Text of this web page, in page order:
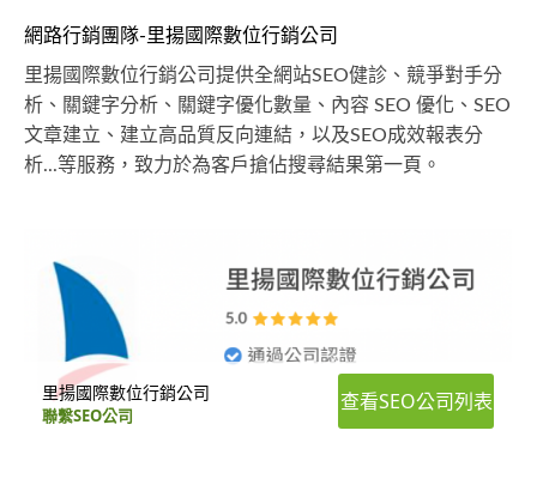
網路行銷團隊-里揚國際數位行銷公司
里揚國際數位行銷公司提供全網站SEO健診、競爭對手分
析、關鍵字分析、關鍵字優化數量、內容 SEO 優化、SEO
文章建立、建立高品質反向連結，以及SEO成效報表分
析...等服務，致力於為客戶搶佔搜尋結果第一頁。
里揚國際數位行銷公司
聯繫SEO公司
查看SEO公司列表